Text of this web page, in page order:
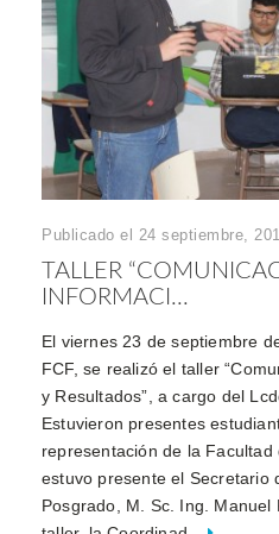
Publicado el 24 septiembre,
TALLER
INFORMACI...
El viernes 23 de septiembre
FCF, se realizó el taller
y Resultados”, a cargo del
Estuvieron presentes
representación de la Facultad
estuvo presente el Secretario
Posgrado, M. Sc. Ing. Manuel